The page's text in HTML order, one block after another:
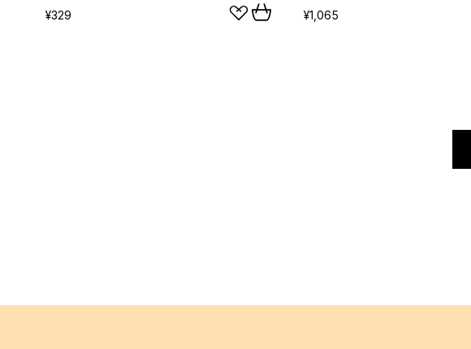
¥329 ¥1,065